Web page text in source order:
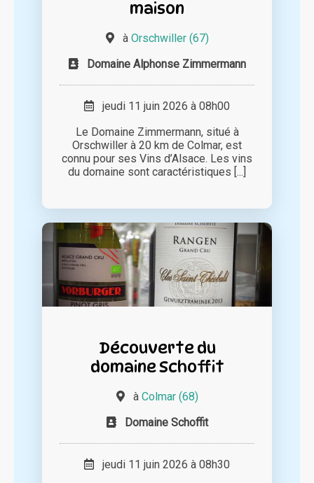
maison
à Orschwiller (67)
Domaine Alphonse Zimmermann
jeudi 11 juin 2026 à 08h00
Le Domaine Zimmermann, situé à
Orschwiller à 20 km de Colmar, est
connu pour ses Vins d’Alsace. Les vins
du domaine sont caractéristiques [...]
Découverte du
domaine Schoffit
à Colmar (68)
Domaine Schoffit
jeudi 11 juin 2026 à 08h30